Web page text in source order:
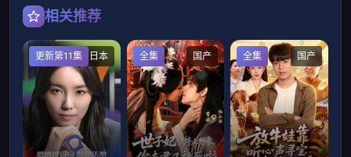
相关推荐
日本
更新第11集 国产
全集 国产
全集